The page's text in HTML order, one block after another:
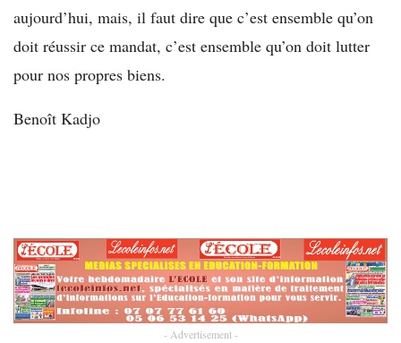
aujourd’hui, mais, il faut dire que c’est ensemble qu’on
doit réussir ce mandat, c’est ensemble qu’on doit lutter
pour nos propres biens.
Benoît Kadjo
- Advertisement -